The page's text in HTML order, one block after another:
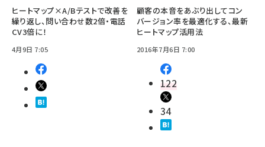
ヒートマップ×A/Bテストで改善を
繰り返し、問い合わせ数2倍・電話
CV3倍に！
4月9日 7:05
顧客の本音をあぶり出してコン
バージョン率を最適化する、最新
ヒートマップ活用法
2016年7月6日 7:00
122
34